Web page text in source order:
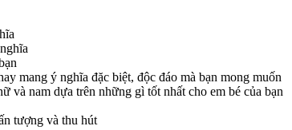
mang ý nghĩa đặc biệt, độc đáo mà bạn mong muốn
và nam dựa trên những gì tốt nhất cho em bé của bạn
tượng và thu hút